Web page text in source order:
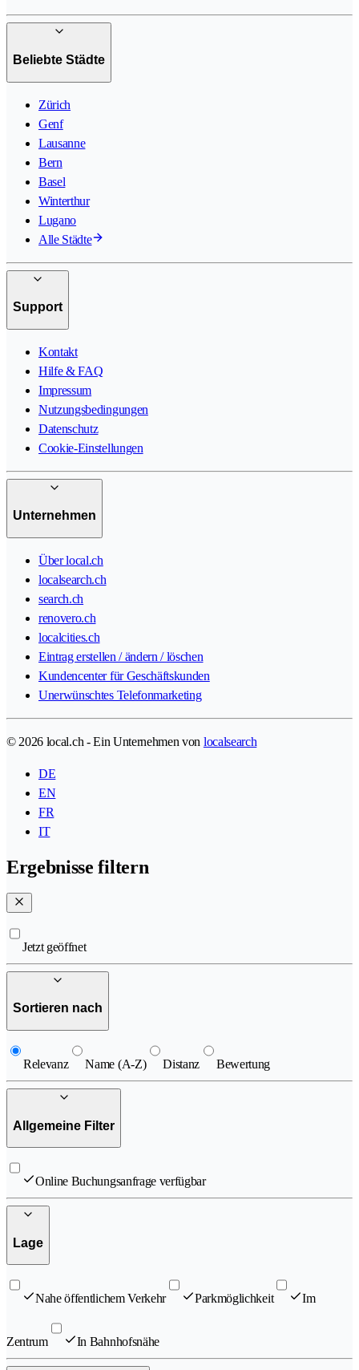
Beliebte Städte
Zürich
Genf
Lausanne
Bern
Basel
Winterthur
Lugano
Alle Städte
Support
Kontakt
Hilfe & FAQ
Impressum
Nutzungsbedingungen
Datenschutz
Cookie-Einstellungen
Unternehmen
Über local.ch
localsearch.ch
search.ch
renovero.ch
localcities.ch
Eintrag erstellen / ändern / löschen
Kundencenter für Geschäftskunden
Unerwünschtes Telefonmarketing
© 2026 local.ch - Ein Unternehmen von localsearch
DE
EN
FR
IT
Ergebnisse filtern
Jetzt geöffnet
Sortieren nach
Relevanz Name (A-Z) Distanz Bewertung
Allgemeine Filter
Online Buchungsanfrage verfügbar
Lage
Nahe öffentlichem Verkehr Parkmöglichkeit Im
Zentrum In Bahnhofsnähe